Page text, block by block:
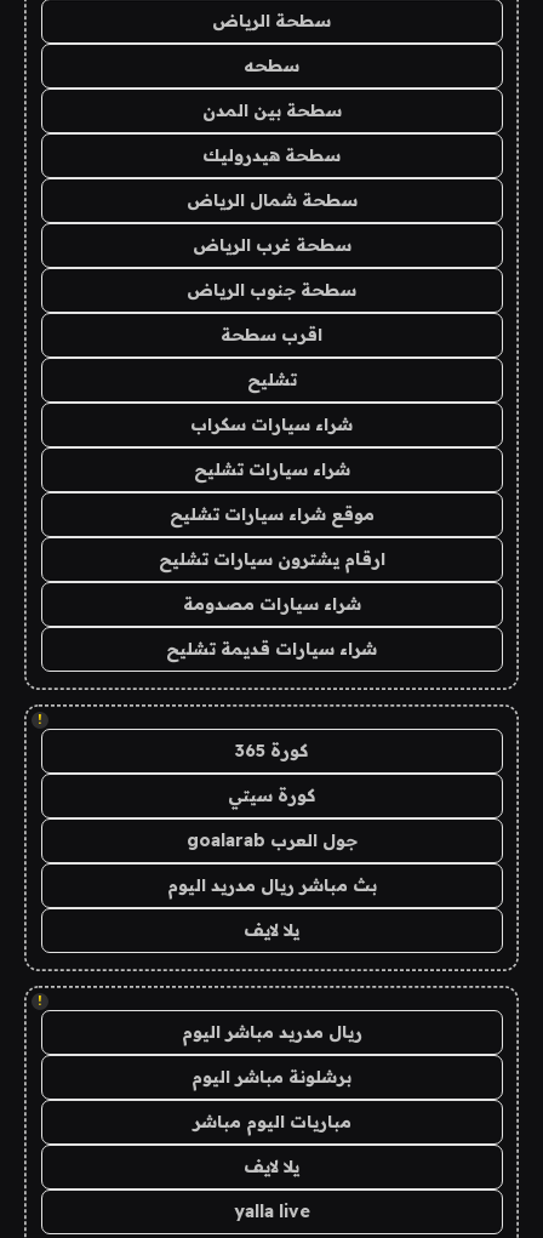
سطحة الرياض
سطحه
سطحة بين المدن
سطحة هيدروليك
سطحة شمال الرياض
سطحة غرب الرياض
سطحة جنوب الرياض
اقرب سطحة
تشليح
شراء سيارات سكراب
شراء سيارات تشليح
موقع شراء سيارات تشليح
ارقام يشترون سيارات تشليح
شراء سيارات مصدومة
شراء سيارات قديمة تشليح
!
كورة 365
كورة سيتي
جول العرب goalarab
بث مباشر ريال مدريد اليوم
يلا لايف
!
ريال مدريد مباشر اليوم
برشلونة مباشر اليوم
مباريات اليوم مباشر
يلا لايف
yalla live